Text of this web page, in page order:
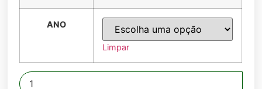
ANO
Limpar